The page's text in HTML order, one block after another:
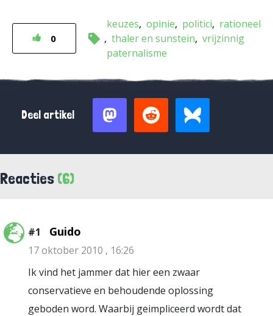
0
keuzes opinie politici
rationeel
thaler en sunstein vrijzinnig
paternalisme
Deel artikel
Reacties (6)
#1 Guido
17 oktober 2010 , 16:26
Ik vind het jammer dat hier een zwaar
conservatieve en behoudende oplossing
geboden word. Waarbij geimpliceerd wordt dat